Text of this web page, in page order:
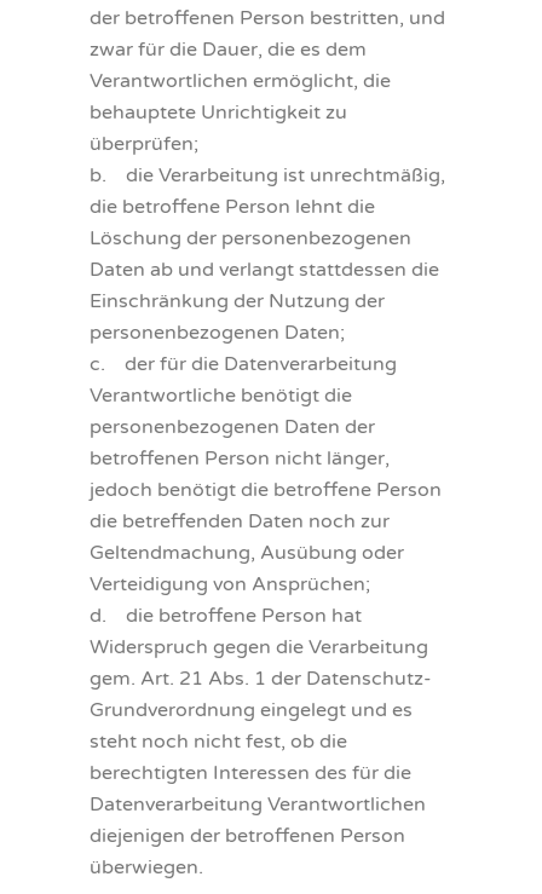
der betroffenen Person bestritten, und
zwar für die Dauer, die es dem
Verantwortlichen ermöglicht, die
behauptete Unrichtigkeit zu
überprüfen;
b. die Verarbeitung ist unrechtmäßig,
die betroffene Person lehnt die
Löschung der personenbezogenen
Daten ab und verlangt stattdessen die
Einschränkung der Nutzung der
personenbezogenen Daten;
c. der für die Datenverarbeitung
Verantwortliche benötigt die
personenbezogenen Daten der
betroffenen Person nicht länger,
jedoch benötigt die betroffene Person
die betreffenden Daten noch zur
Geltendmachung, Ausübung oder
Verteidigung von Ansprüchen;
d. die betroffene Person hat
Widerspruch gegen die Verarbeitung
gem. Art. 21 Abs. 1 der Datenschutz-
Grundverordnung eingelegt und es
steht noch nicht fest, ob die
berechtigten Interessen des für die
Datenverarbeitung Verantwortlichen
diejenigen der betroffenen Person
überwiegen.